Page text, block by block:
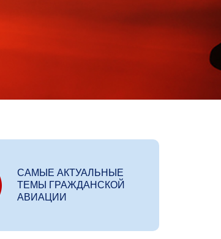
САМЫЕ АКТУАЛЬНЫЕ
ТЕМЫ ГРАЖДАНСКОЙ
АВИАЦИИ